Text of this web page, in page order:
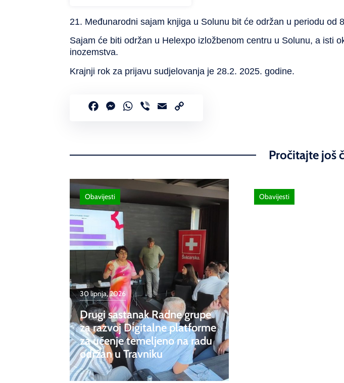
21. Međunarodni sajam knjiga u Solunu bit će održan u periodu od
Sajam će biti održan u Hel expo izložbenom centru u Solunu, a isti
inozemstva.
Krajnji rok za prijavu sudjelovanja je 28.2. 2025. godine.
FacebookMessenger
WhatsApp
Viber Email
Pročitajte još
30 lipnja, 2026
Drugi sastanak Radne grupe
za razvoj Digitalne platforme
za učenje temeljeno na radu
održan u Travniku
Obavijesti Obavijesti